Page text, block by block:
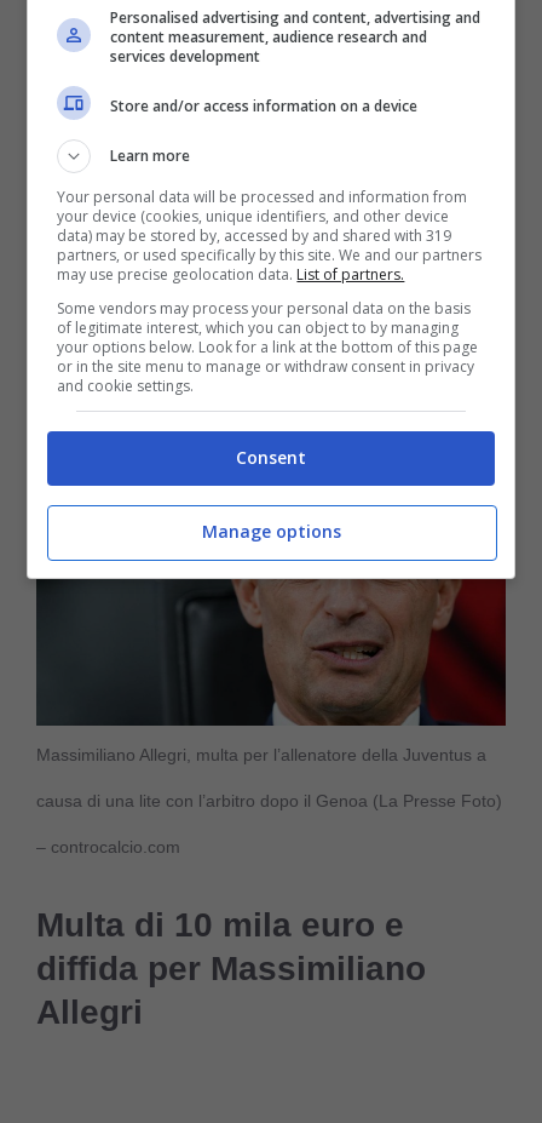
avvicinato al direttore di gara che l’aveva
Successivamente sono volate parole grosse
da parte di Allegri che ha iniziato ad inveire
contro l’arbitro, attaccando anche il Var.
episodi contestati sono il mancato rosso
a Malinovskyie il calcio di rigore negato per
il fallo di mani di Bani.
Massimiliano Allegri, multa per l’allenatore della Juventus a
causa di una lite con l’arbitro dopo il Genoa (La Presse Foto)
– controcalcio.com
Multa di 10 mila euro e
diffida per Massimiliano
Allegri
Personalised advertising and content, advertising and
content measurement, audience research and
services development
Store and/or access information on a device
Learn more
Your personal data will be processed and information from
your device (cookies, unique identifiers, and other device
data) may be stored by, accessed by and shared with 319
partners, or used specifically by this site. We and our partners
may use precise geolocation data. List of partners.
Some vendors may process your personal data on the basis
of legitimate interest, which you can object to by managing
your options below. Look for a link at the bottom of this page
or in the site menu to manage or withdraw consent in privacy
and cookie settings.
Consent
Manage options